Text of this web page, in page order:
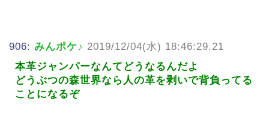
906: みんポケ♪ 2019/12/04(水) 18:46:29.21
本革ジャンパーなんてどうなるんだよ
どうぶつの森世界なら人の革を剥いで背負ってる
ことになるぞ